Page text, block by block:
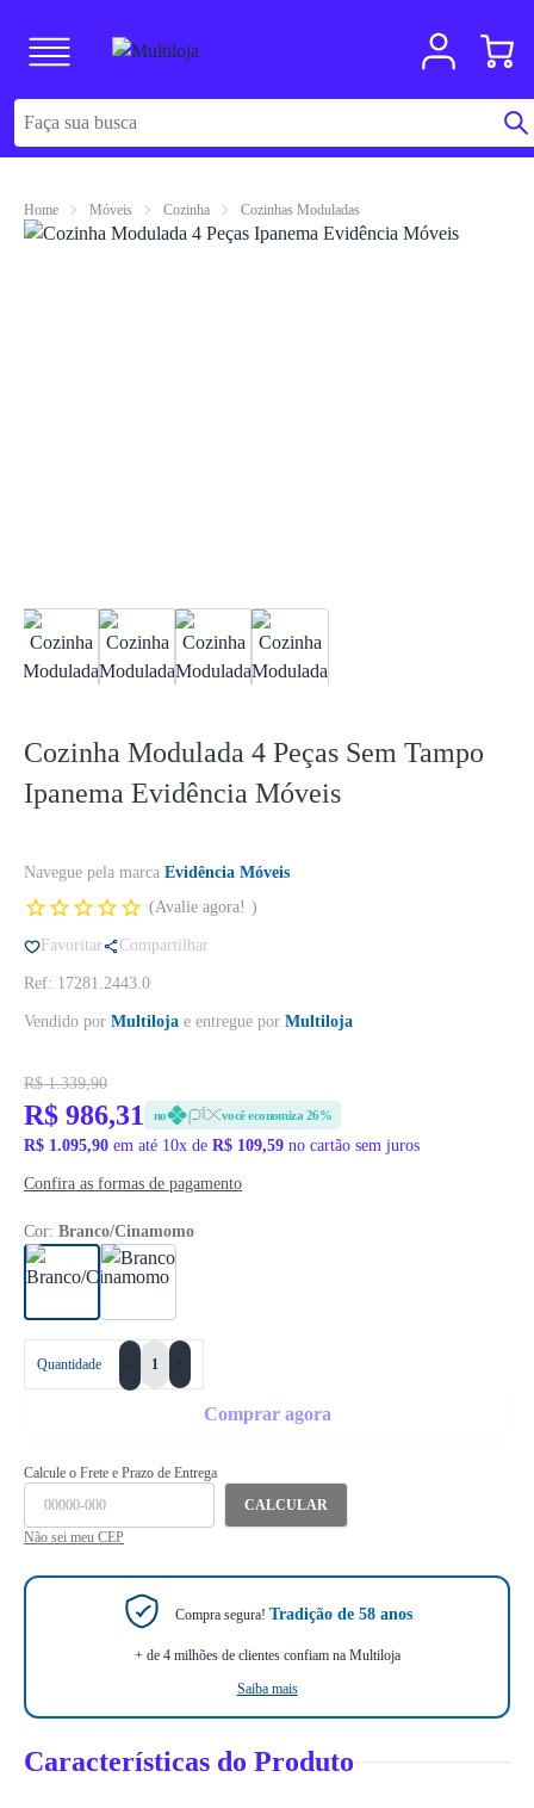
Home Móveis Cozinha Cozinhas Moduladas
Cozinha Modulada 4 Peças Sem Tampo
Ipanema Evidência Móveis
Navegue pela marca Evidência Móveis
Avalie agora!
Favoritar Compartilhar
Ref: 17281.2443.0
Vendido por Multiloja e entregue por Multiloja
R$ 1.339,90
R$ 986,31 no você economiza 26%
R$ 1.095,90 em até 10x de R$ 109,59 no cartão sem juros
Confira as formas de pagamento
Cor: Branco/Cinamomo
Quantidade
Comprar agora
Calcule o Frete e Prazo de Entrega
CALCULAR
Não sei meu CEP
Compra segura! Tradição de 58 anos
+ de 4 milhões de clientes confiam na Multiloja
Saiba mais
Características do Produto